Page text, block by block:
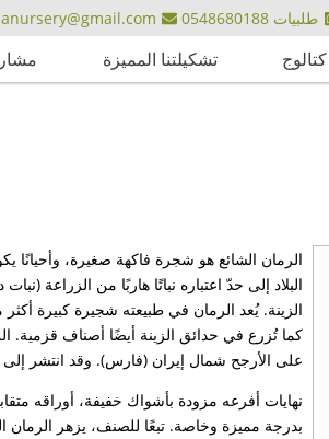
طلبيات 0548680188
كتالوج تشكيلتنا المميزة
البلاد إلى حدّ اعتباره نباتًا هاربًا من الزراعة
الزينة. يُعد الرمان في طبيعته شجيرة كبيرة
كما تُزرع في حدائق الزينة أيضًا أصناف قزمية.
على الأرجح شمال إيران (فارس). وقد انتشر إلى
نهايات أفرعه مزودة بأشواك خفيفة، أوراقه
بدرجة مميزة وخاصة. تبعًا للصنف، يزهر الرمان